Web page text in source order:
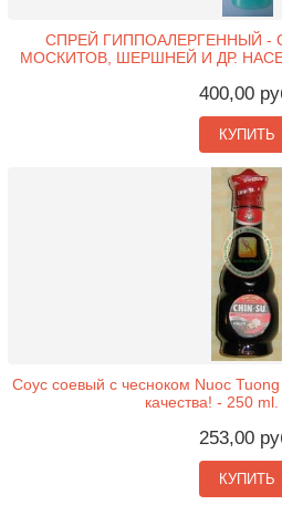
СПРЕЙ ГИППОАЛЕРГЕННЫЙ -
МОСКИТОВ, ШЕРШНЕЙ И ДР.
400,00
КУПИТЬ
Соус соевый с чесноком Nuoc
качества! - 250
253,00
КУПИТЬ